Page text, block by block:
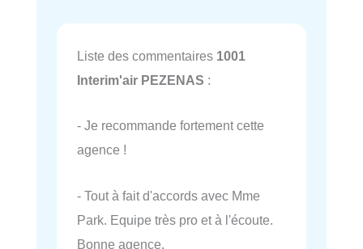
Liste des commentaires 1001
Interim'air PEZENAS :
- Je recommande fortement cette
agence !
- Tout à fait d'accords avec Mme
Park. Equipe très pro et à l'écoute.
Bonne agence.